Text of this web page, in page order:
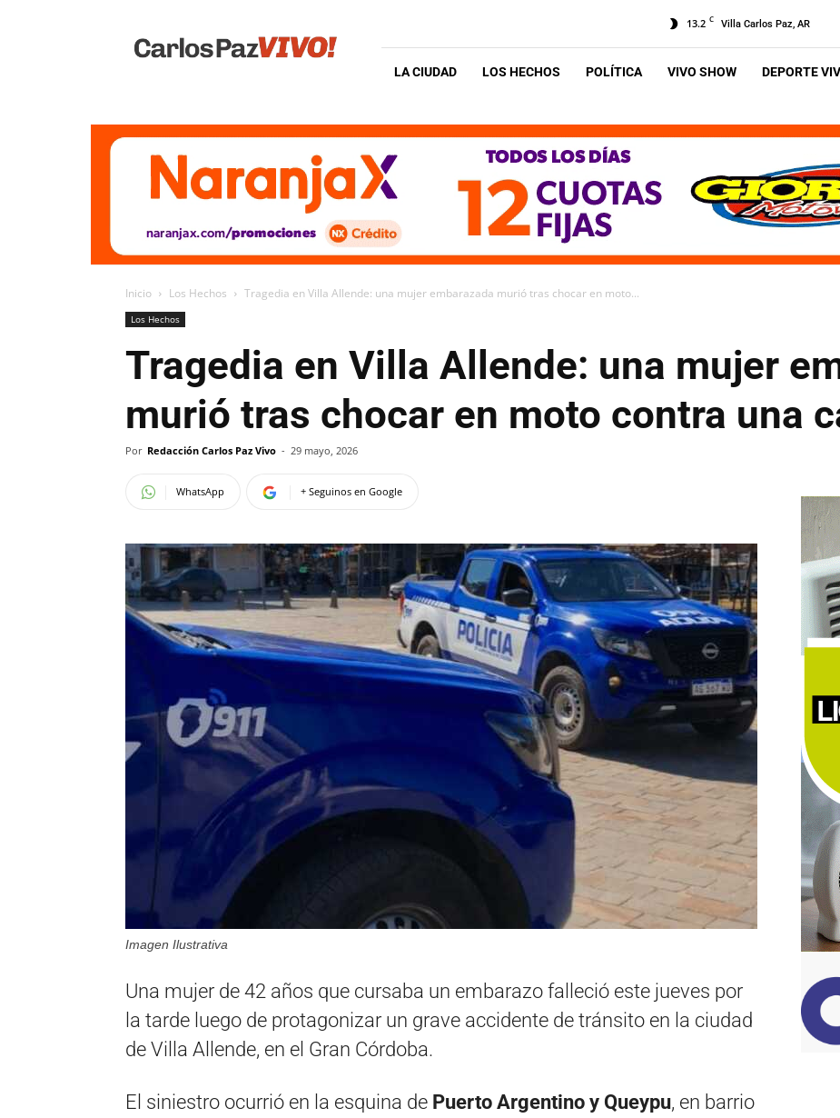
Vivo
13.2 C Villa Carlos Paz, AR
LA CIUDAD LOS HECHOS POLÍTICA VIVO SHOW DEPORTE
Inicio Los Hechos Tragedia en Villa Allende: una mujer embarazada murió tras chocar en moto...
Los Hechos
Tragedia en Villa Allende: una mujer
murió tras chocar en moto contra una
Por Redacción Carlos Paz Vivo - 29 mayo, 2026
WhatsApp + Seguinos en Google
Imagen Ilustrativa
Una mujer de 42 años que cursaba un embarazo falleció este jueves por
la tarde luego de protagonizar un grave accidente de tránsito en la ciudad
de Villa Allende, en el Gran Córdoba.
El siniestro ocurrió en la esquina de Puerto Argentino y Queypu, en barrio